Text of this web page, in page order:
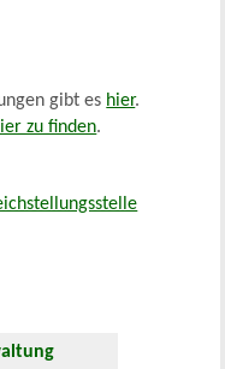
gibt es hier.
zu finden.